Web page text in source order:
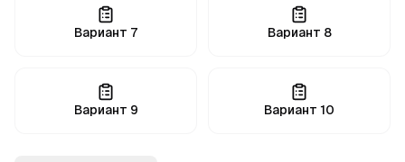
Вариант 7 Вариант 8
Вариант 9 Вариант 10